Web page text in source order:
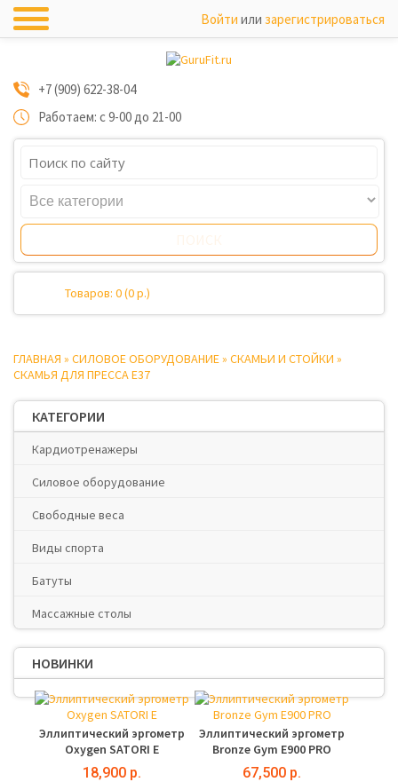
Войти или зарегистрироваться
+7 (909) 622-38-04
Работаем: с 9-00 до 21-00
Товаров: 0 (0 р.)
ГЛАВНАЯ » СИЛОВОЕ ОБОРУДОВАНИЕ» СКАМЬИ И СТОЙКИ »
СКАМЬЯ ДЛЯ ПРЕССА E37
КАТЕГОРИИ
Кардиотренажеры
Силовое оборудование
Свободные веса
Виды спорта
Батуты
Массажные столы
НОВИНКИ
Эллиптический эргометр
Oxygen SATORI E
18,900 р.
Эллиптический эргометр
Bronze Gym E900 PRO
67,500 р.